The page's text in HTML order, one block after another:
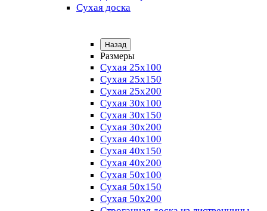
Сухая доска
Назад
Размеры
Сухая 25х100
Сухая 25х150
Сухая 25х200
Сухая 30х100
Сухая 30х150
Сухая 30х200
Сухая 40х100
Сухая 40х150
Сухая 40х200
Сухая 50х100
Сухая 50х150
Сухая 50х200